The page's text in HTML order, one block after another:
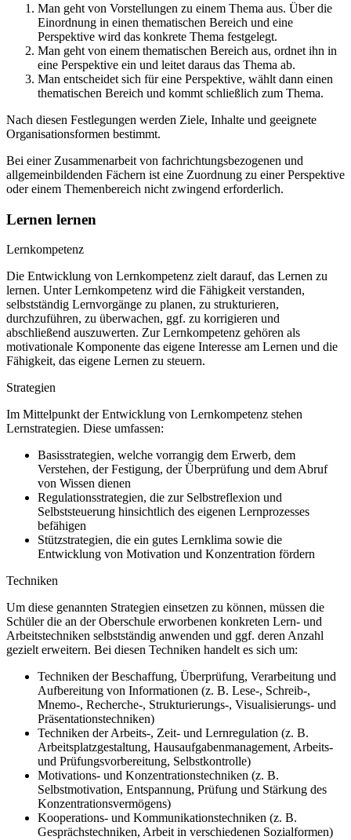
Man geht von Vorstellungen zu einem Thema aus. Über die
Einordnung in einen thematischen Bereich und eine
Perspektive wird das konkrete Thema festgelegt.
Man geht von einem thematischen Bereich aus, ordnet ihn in
eine Perspektive ein und leitet daraus das Thema ab.
Man entscheidet sich für eine Perspektive, wählt dann einen
thematischen Bereich und kommt schließlich zum Thema.
Nach diesen Festlegungen werden Ziele, Inhalte und geeignete
Organisationsformen bestimmt.
Bei einer Zusammenarbeit von fachrichtungsbezogenen und
allgemeinbildenden Fächern ist eine Zuordnung zu einer Perspektive
oder einem Themenbereich nicht zwingend erforderlich.
Lernen lernen
Lernkompetenz
Die Entwicklung von Lernkompetenz zielt darauf, das Lernen zu
lernen. Unter Lernkompetenz wird die Fähigkeit verstanden,
selbstständig Lernvorgänge zu planen, zu strukturieren,
durchzuführen, zu überwachen, ggf. zu korrigieren und
abschließend auszuwerten. Zur Lernkompetenz gehören als
motivationale Komponente das eigene Interesse am Lernen und die
Fähigkeit, das eigene Lernen zu steuern.
Strategien
Im Mittelpunkt der Entwicklung von Lernkompetenz stehen
Lernstrategien. Diese umfassen:
Basisstrategien, welche vorrangig dem Erwerb, dem
Verstehen, der Festigung, der Überprüfung und dem Abruf
von Wissen dienen
Regulationsstrategien, die zur Selbstreflexion und
Selbststeuerung hinsichtlich des eigenen Lernprozesses
befähigen
Stützstrategien, die ein gutes Lernklima sowie die
Entwicklung von Motivation und Konzentration fördern
Techniken
Um diese genannten Strategien einsetzen zu können, müssen die
Schüler die an der Oberschule erworbenen konkreten Lern- und
Arbeitstechniken selbstständig anwenden und ggf. deren Anzahl
gezielt erweitern. Bei diesen Techniken handelt es sich um:
Techniken der Beschaffung, Überprüfung, Verarbeitung und
Aufbereitung von Informationen (z. B. Lese-, Schreib-,
Mnemo-, Recherche-, Strukturierungs-, Visualisierungs- und
Präsentationstechniken)
Techniken der Arbeits-, Zeit- und Lernregulation (z. B.
Arbeitsplatzgestaltung, Hausaufgabenmanagement, Arbeits-
und Prüfungsvorbereitung, Selbstkontrolle)
Motivations- und Konzentrationstechniken (z. B.
Selbstmotivation, Entspannung, Prüfung und Stärkung des
Konzentrationsvermögens)
Kooperations- und Kommunikationstechniken (z. B.
Gesprächstechniken, Arbeit in verschiedenen Sozialformen)